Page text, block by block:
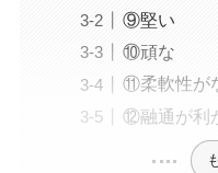
⑨堅い
⑩頑な
⑪柔軟性が
⑫融通が利